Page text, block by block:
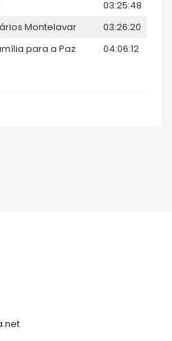
03:25:48
Montelavar
03:26:20
para a Paz
04:06:12